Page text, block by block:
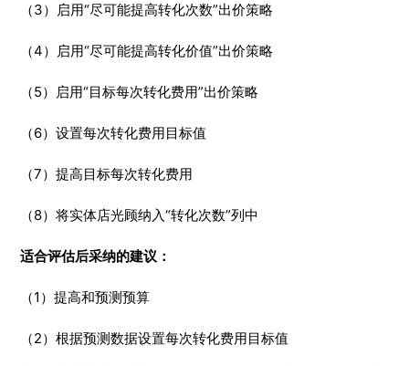
（3）启用“尽可能提高转化次数”出价策略
（4）启用“尽可能提高转化价值”出价策略
（5）启用“目标每次转化费用”出价策略
（6）设置每次转化费用目标值
（7）提高目标每次转化费用
（8）将实体店光顾纳入“转化次数”列中
适合评估后采纳的建议：
（1）提高和预测预算
（2）根据预测数据设置每次转化费用目标值